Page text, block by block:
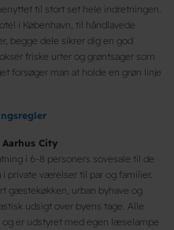
til stort set hele indretningen.
i København, til håndlavede
begge dele sikrer dig en god
friske urter og grøntsager som
forsøger man at holde en grøn linje
City
i 6-8 personers sovesale til de
private værelser til par og familier.
gæstekøkken, urban byhave og
udsigt over byens tage. Alle
og er udstyret med egen læselampe